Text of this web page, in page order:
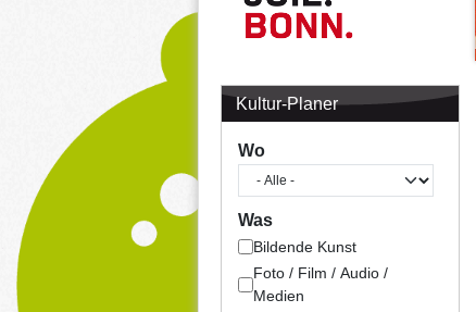
Kultur-Planer
Wo
Was
Bildende Kunst
Foto / Film / Audio /
Medien